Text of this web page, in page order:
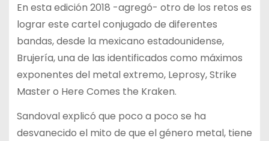
En esta edición 2018 -agregó- otro de los retos es
lograr este cartel conjugado de diferentes
bandas, desde la mexicano estadounidense,
Brujería, una de las identificados como máximos
exponentes del metal extremo, Leprosy, Strike
Master o Here Comes the Kraken.
Sandoval explicó que poco a poco se ha
desvanecido el mito de que el género metal, tiene